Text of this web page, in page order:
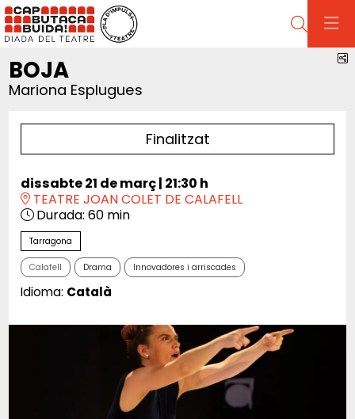
Cerca
BOJA
Mariona Esplugues
Finalitzat
dissabte 21 de març| 21:30 h
TEATRE JOAN COLET DE CALAFELL
Durada: 60 min
Tarragona
Calafell Drama Innovadores i arriscades
Idioma: Català